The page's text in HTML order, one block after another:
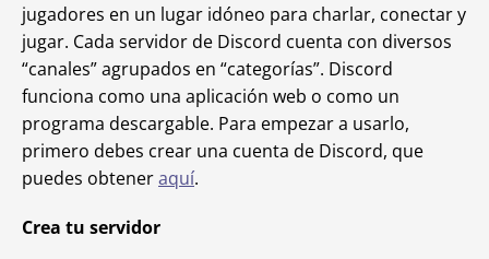
jugadores en un lugar idóneo para charlar, conectar y
jugar. Cada servidor de Discord cuenta con diversos
“canales” agrupados en “categorías”. Discord
funciona como una aplicación web o como un
programa descargable. Para empezar a usarlo,
primero debes crear una cuenta de Discord, que
puedes obteneraquí.
Crea tu servidor